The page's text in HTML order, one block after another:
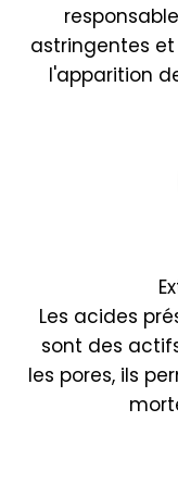
astringentes
l'apparition
Les acides
sont des
les pores, ils